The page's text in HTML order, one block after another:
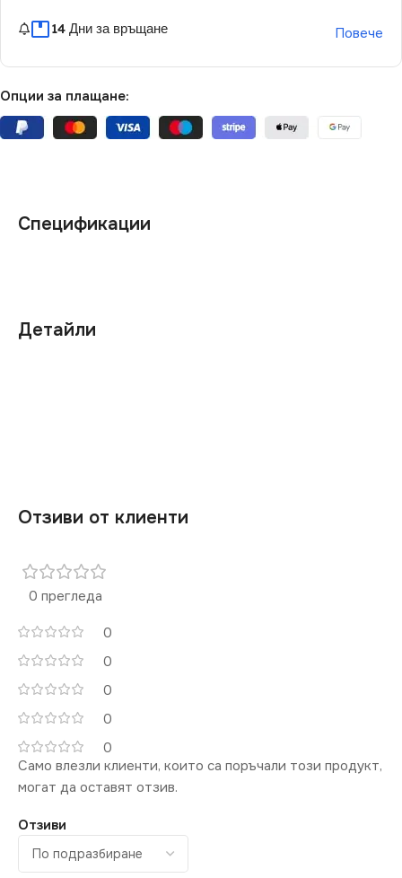
14 Дни за връщане Повече
Опции за плащане:
Детайли
Спецификации
Отзиви от клиенти
0 прегледа
0
0
0
0
0
Отзиви
Само влезли клиенти, които са поръчали този продукт,
могат да оставят отзив.